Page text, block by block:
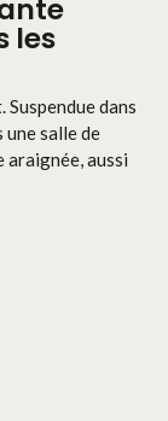
les
dans
une salle de
aussi